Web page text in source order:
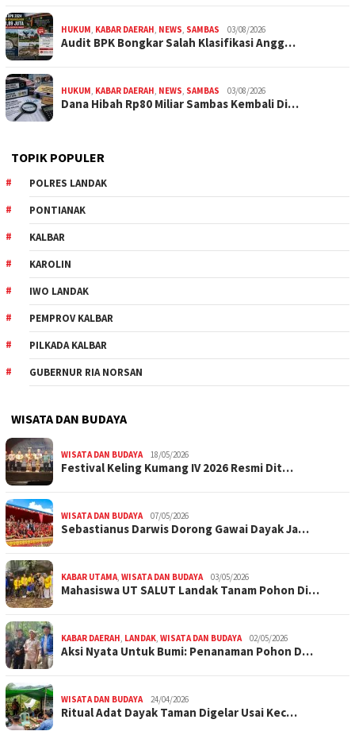
HUKUM, KABAR DAERAH, NEWS, SAMBAS 03/08/2026
Audit BPK Bongkar Salah Klasifikasi Angg…
HUKUM, KABAR DAERAH, NEWS, SAMBAS 03/08/2026
Dana Hibah Rp80 Miliar Sambas Kembali Di…
TOPIK POPULER
POLRES LANDAK
PONTIANAK
KALBAR
KAROLIN
IWO LANDAK
PEMPROV KALBAR
PILKADA KALBAR
GUBERNUR RIA NORSAN
WISATA DAN BUDAYA
WISATA DAN BUDAYA 18/05/2026
Festival Keling Kumang IV 2026 Resmi Dit…
WISATA DAN BUDAYA 07/05/2026
Sebastianus Darwis Dorong Gawai Dayak Ja…
KABAR UTAMA, WISATA DAN BUDAYA 03/05/2026
Mahasiswa UT SALUT Landak Tanam Pohon Di…
KABAR DAERAH, LANDAK, WISATA DAN BUDAYA 02/05/2026
Aksi Nyata Untuk Bumi: Penanaman Pohon D…
WISATA DAN BUDAYA 24/04/2026
Ritual Adat Dayak Taman Digelar Usai Kec…